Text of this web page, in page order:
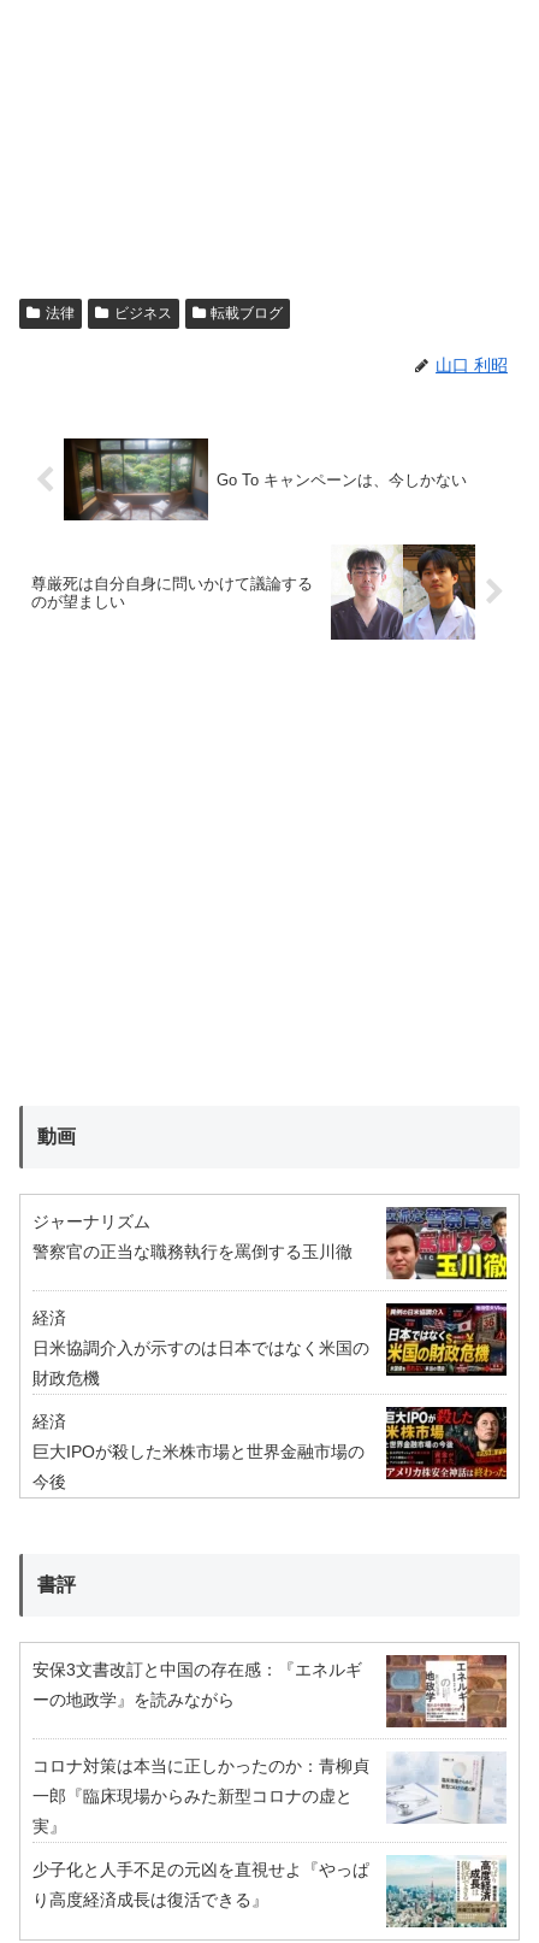
法律 ビジネス 転載ブログ
山口 利昭
Go To キャンペーンは、今しかない
尊厳死は自分自身に問いかけて議論する
のが望ましい
動画
ジャーナリズム
警察官の正当な職務執行を罵倒する玉川徹
経済
日米協調介入が示すのは日本ではなく米国の
財政危機
経済
巨大IPOが殺した米株市場と世界金融市場の
今後
書評
安保3文書改訂と中国の存在感：『エネルギ
ーの地政学』を読みながら
コロナ対策は本当に正しかったのか：青柳貞
一郎『臨床現場からみた新型コロナの虚と
実』
少子化と人手不足の元凶を直視せよ『やっぱ
り高度経済成長は復活できる』